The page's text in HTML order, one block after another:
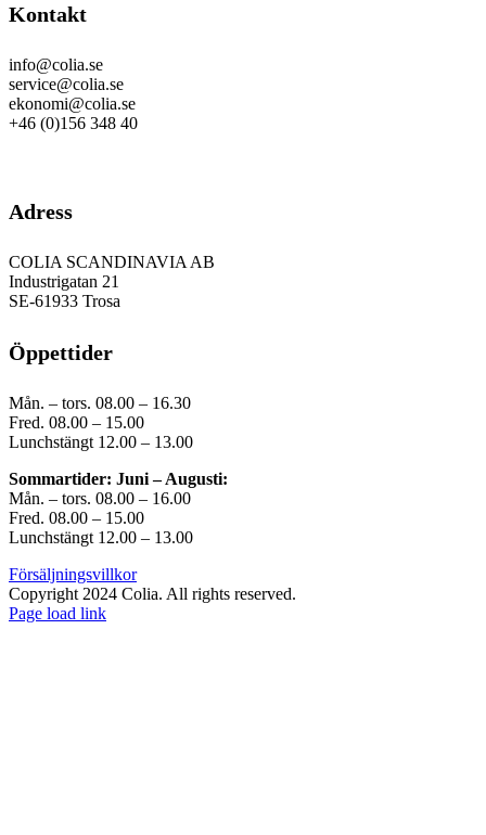
Kontakt
info@colia.se
service@colia.se
ekonomi@colia.se
+46 (0)156 348 40
Adress
COLIA SCANDINAVIA AB
Industrigatan 21
SE-61933 Trosa
Öppettider
Mån. – tors. 08.00 – 16.30
Fred. 08.00 – 15.00
Lunchstängt 12.00 – 13.00
Sommartider: Juni – Augusti:
Mån. – tors. 08.00 – 16.00
Fred. 08.00 – 15.00
Lunchstängt 12.00 – 13.00
Försäljningsvillkor
Copyright 2024 Colia. All rights reserved.
Page load link